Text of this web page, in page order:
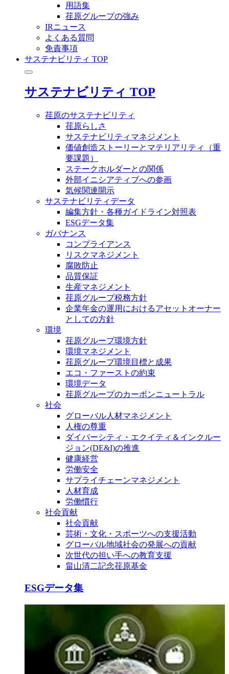
用語集
荏原グループの強み
IRニュース
よくある質問
免責事項
サステナビリティ TOP
サステナビリティ TOP
荏原のサステナビリティ
荏原らしさ
サステナビリティマネジメント
価値創造ストーリーとマテリアリティ（重
要課題）
ステークホルダーとの関係
外部イニシアティブへの参画
気候関連開示
サステナビリティデータ
編集方針・各種ガイドライン対照表
ESGデータ集
ガバナンス
コンプライアンス
リスクマネジメント
腐敗防止
品質保証
生産マネジメント
荏原グループ税務方針
企業年金の運用におけるアセットオーナー
としての方針
環境
荏原グループ環境方針
環境マネジメント
荏原グループ環境目標と成果
エコ・ファーストの約束
環境データ
荏原グループのカーボンニュートラル
社会
グローバル人材マネジメント
人権の尊重
ダイバーシティ・エクイティ＆インクルー
ジョン(DE&I)の推進
健康経営
労働安全
サプライチェーンマネジメント
人材育成
労働慣行
社会貢献
社会貢献
芸術・文化・スポーツへの支援活動
グローバル地域社会の発展への貢献
次世代の担い手への教育支援
畠山清二記念荏原基金
ESGデータ集